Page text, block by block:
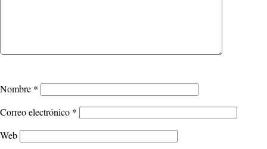
Nombre *
Correo electrónico *
Web